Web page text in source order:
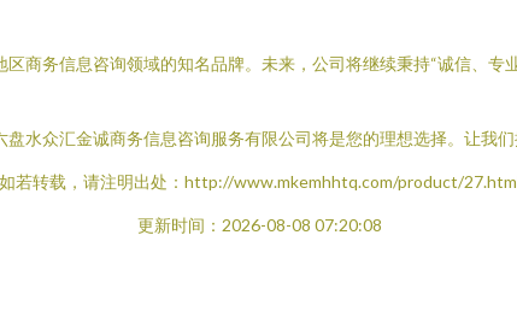
商务信息咨询领域的知名品牌。未来，公司将继续秉持“诚信、
水众汇金诚商务信息咨询服务有限公司将是您的理想选择。让我们
如若转载，请注明出处：http://www.mkemhhtq.com/product/
更新时间：2026-08-08 07:20:08